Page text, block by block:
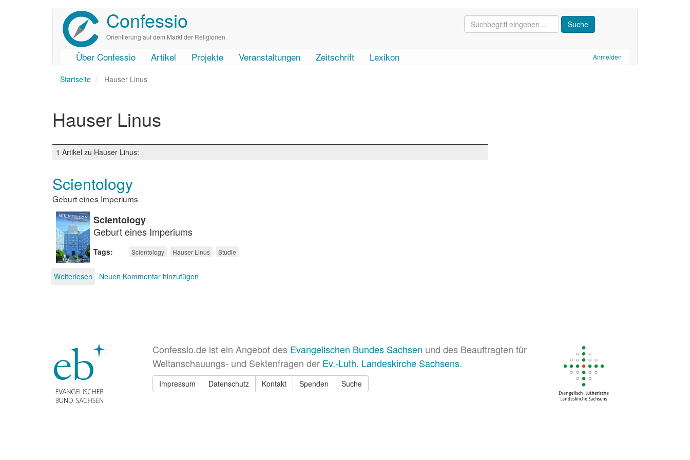
Confessio
Orientierung auf dem Markt der Religionen
User
account
Anmelden
Main
navigation
Über Confessio Artikel Projekte Veranstaltungen Zeitschrift Lexikon
Startseite Hauser Linus
Hauser Linus
1 Artikel zu Hauser Linus:
Scientology
Geburt eines Imperiums
Scientology
Geburt eines Imperiums
Tags Scientology Hauser Linus Studie
Weiterlesen über
Neuen Kommentar hinzufügen
Confessio.de ist ein Angebot des Evangelischen Bundes Sachsen und des Beauftragten für
Weltanschauungs- und Sektenfragen der Ev.-Luth. Landeskirche Sachsens.
Impressum Datenschutz Kontakt Spenden Suche